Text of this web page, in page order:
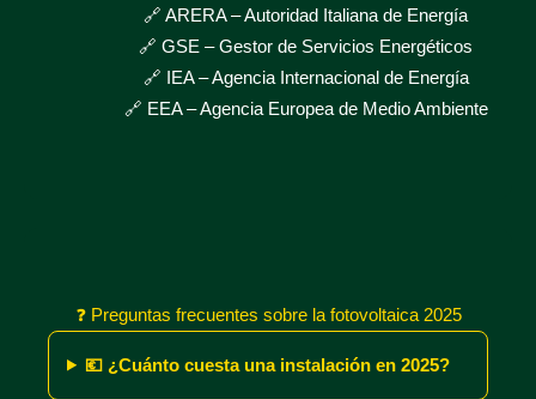
🔗ARERA – Autoridad Italiana de Energía
🔗GSE – Gestor de Servicios Energéticos
🔗
IEA – Agencia Internacional de Energía
🔗 EEA – Agencia Europea de Medio Ambiente
❓ Preguntas frecuentes sobre la fotovoltaica 2025
💶 ¿Cuánto cuesta una instalación en 2025?